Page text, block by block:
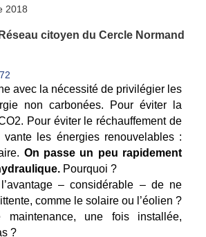
2018
citoyen du Cercle Normand
avec la nécessité de privilégier les
non carbonées. Pour éviter la
Pour éviter le réchauffement de
vante les énergies renouvelables :
On passe un peu rapidement
Pourquoi ?
l’avantage – considérable – de ne
comme le solaire ou l’éolien ?
maintenance, une fois installée,
?